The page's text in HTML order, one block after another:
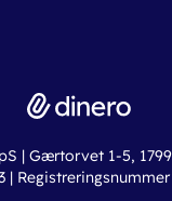
| Gærtorvet 1-5,
|